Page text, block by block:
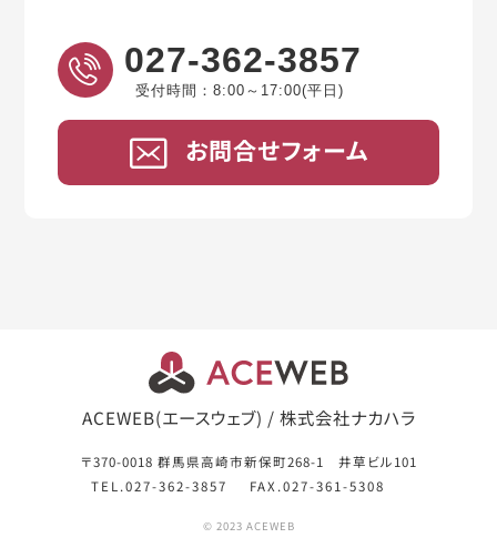
027-362-3857
受付時間：8:00～17:00(平日)
お問合せフォーム
ACEWEB(エースウェブ) / 株式会社ナカハラ
〒370-0018 群馬県高崎市新保町268-1 井草ビル101
TEL.027-362-3857
FAX.027-361-5308
© 2023 ACEWEB